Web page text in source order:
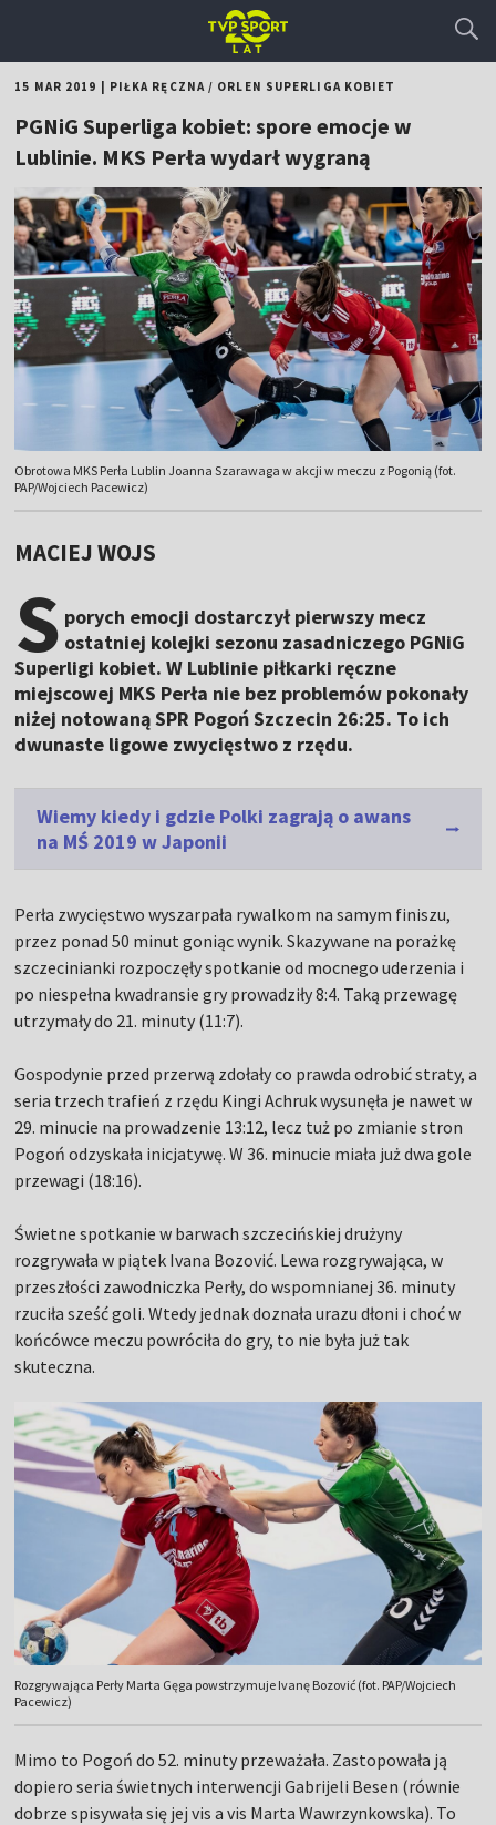
15 MAR 2019 PIŁKA RĘCZNA/ ORLEN SUPERLIGA KOBIET
PGNiG Superliga kobiet: spore emocje w
Lublinie. MKS Perła wydarł wygraną
Obrotowa MKS Perła Lublin Joanna Szarawaga w akcji w meczu z Pogonią (fot.
PAP/Wojciech Pacewicz)
MACIEJ WOJS
S porych emocji dostarczył pierwszy mecz
ostatniej kolejki sezonu zasadniczego PGNiG
Superligi kobiet. W Lublinie piłkarki ręczne
miejscowej MKS Perła nie bez problemów pokonały
niżej notowaną SPR Pogoń Szczecin 26:25. To ich
dwunaste ligowe zwycięstwo z rzędu.
Wiemy kiedy i gdzie Polki zagrają o awans
na MŚ 2019 w Japonii
Perła zwycięstwo wyszarpała rywalkom na samym finiszu,
przez ponad 50 minut goniąc wynik. Skazywane na porażkę
szczecinianki rozpoczęły spotkanie od mocnego uderzenia i
po niespełna kwadransie gry prowadziły 8:4. Taką przewagę
utrzymały do 21. minuty (11:7).
Gospodynie przed przerwą zdołały co prawda odrobić straty, a
seria trzech trafień z rzędu Kingi Achruk wysunęła je nawet w
29. minucie na prowadzenie 13:12, lecz tuż po zmianie stron
Pogoń odzyskała inicjatywę. W 36. minucie miała już dwa gole
przewagi (18:16).
Świetne spotkanie w barwach szczecińskiej drużyny
rozgrywała w piątek Ivana Bozović. Lewa rozgrywająca, w
przeszłości zawodniczka Perły, do wspomnianej 36. minuty
rzuciła sześć goli. Wtedy jednak doznała urazu dłoni i choć w
końcówce meczu powróciła do gry, to nie była już tak
skuteczna.
Rozgrywająca Perły Marta Gęga powstrzymuje Ivanę Bozović (fot. PAP/Wojciech
Pacewicz)
Mimo to Pogoń do 52. minuty przeważała. Zastopowała ją
dopiero seria świetnych interwencji Gabrijeli Besen (równie
dobrze spisywała się jej vis a vis Marta Wawrzynkowska). To